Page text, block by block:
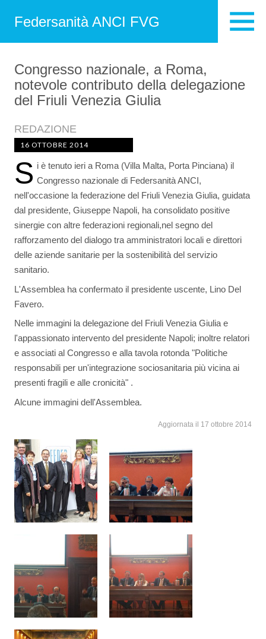
Federsanità ANCI FVG
Congresso nazionale, a Roma,
notevole contributo della delegazione
del Friuli Venezia Giulia
REDAZIONE
16 OTTOBRE 2014
S i è tenuto ieri a Roma (Villa Malta, Porta Pinciana) il
Congresso nazionale di Federsanità ANCI,
nell'occasione la federazione del Friuli Venezia Giulia, guidata
dal presidente, Giuseppe Napoli, ha consolidato positive
sinergie con altre federazioni regionali,nel segno del
rafforzamento del dialogo tra amministratori locali e direttori
delle aziende sanitarie per la sostenibilità del servizio
sanitario.
L'Assemblea ha confermato il presidente uscente, Lino Del
Favero.
Nelle immagini la delegazione del Friuli Venezia Giulia e
l'appassionato intervento del presidente Napoli; inoltre relatori
e associati al Congresso e alla tavola rotonda "Politiche
responsabili per un'integrazione sociosanitaria più vicina ai
presenti fragili e alle cronicità" .
Alcune immagini dell'Assemblea.
Aggiornata il 17 ottobre 2014